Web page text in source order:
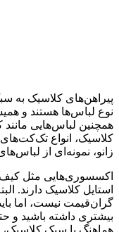
پیراهن‌های کلاسیک به
نوع لباس‌ها هستند و
همچنین لباس‌هایی
کلاسیک، انواع
زانو، نمونه‌ای از
اکسسوری‌هایی مثل
استایل کلاسیک دارند.
گران‌قیمت نیست، اما
بیشتری داشته باشید و
هماهنگ با سبک کلاسیک،